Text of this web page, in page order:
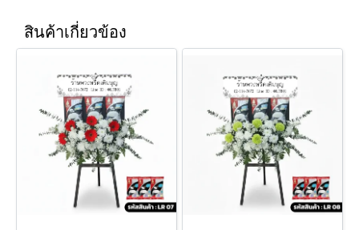
สินค้าเกี่ยวข้อง